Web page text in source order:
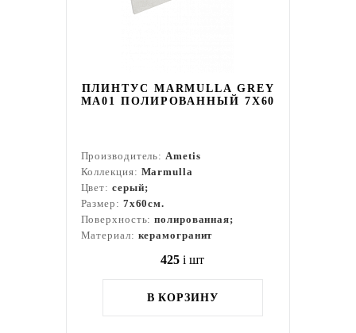
ПЛИНТУС MARMULLA GREY
MA01 ПОЛИРОВАННЫЙ 7X60
Производитель:Ametis
Коллекция: Marmulla
Цвет: серый;
Размер: 7x60см.
Поверхность:полированная;
Материал: керамогранит
425 i шт
В КОРЗИНУ